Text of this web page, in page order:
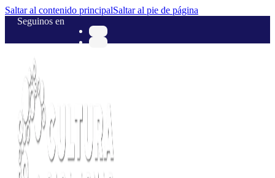
Saltar al contenido principalSaltar al pie de página
Seguinos en